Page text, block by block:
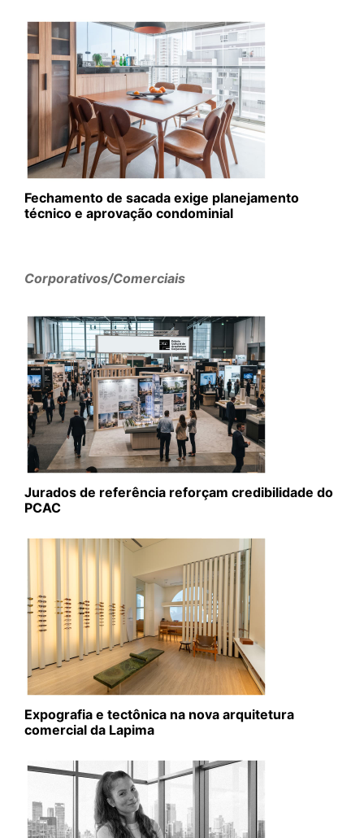
Fechamento de sacada exige planejamento
técnico e aprovação condominial
Corporativos/Comerciais
Jurados de referência reforçam credibilidade do
PCAC
Expografia e tectônica na nova arquitetura
comercial da Lapima